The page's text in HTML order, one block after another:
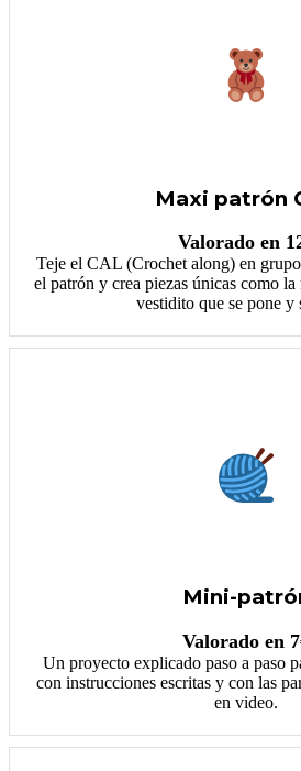
Maxi patrón
Valorado en
Teje el CAL (Crochet along) en
el patrón y crea piezas únicas como
vestidito que se pone y
Mini-
Valorado en
Un proyecto explicado paso a paso
con instrucciones escritas y con las
en video.